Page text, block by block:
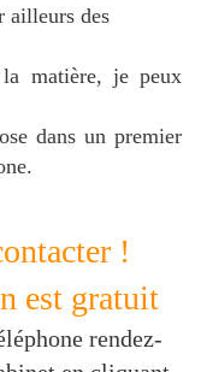
ailleurs des
matière, je peux
dans un premier
!
est gratuit
rendez-